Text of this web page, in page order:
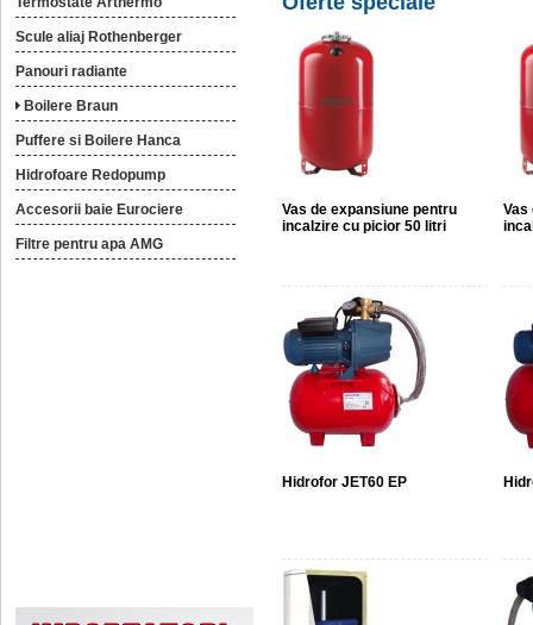
Scule aliaj Rothenberger
Panouri radiante
Boilere Braun
Puffere si Boilere Hanca
Hidrofoare Redopump
Accesorii baie Eurociere
Filtre pentru apa AMG
Vas de expansiune pentru
incalzire cu picior 50 litri
Vas
Hidrofor JET60 EP